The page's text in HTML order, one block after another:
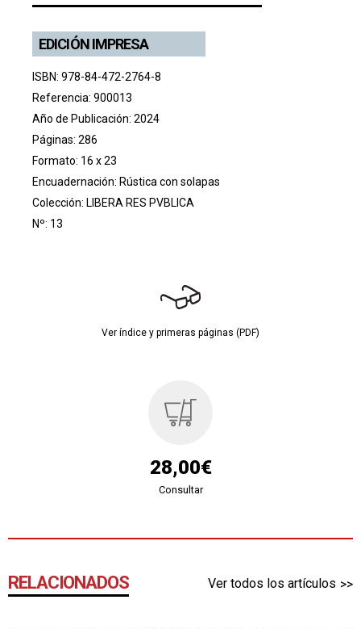
EDICIÓN IMPRESA
ISBN: 978-84-472-2764-8
Referencia: 900013
Año de Publicación: 2024
Páginas: 286
Formato: 16 x 23
Encuadernación: Rústica con solapas
Colección: LIBERA RES PVBLICA
Nº: 13
Ver índice y primeras páginas (PDF)
28,00€
Consultar
RELACIONADOS Ver todos los artículos